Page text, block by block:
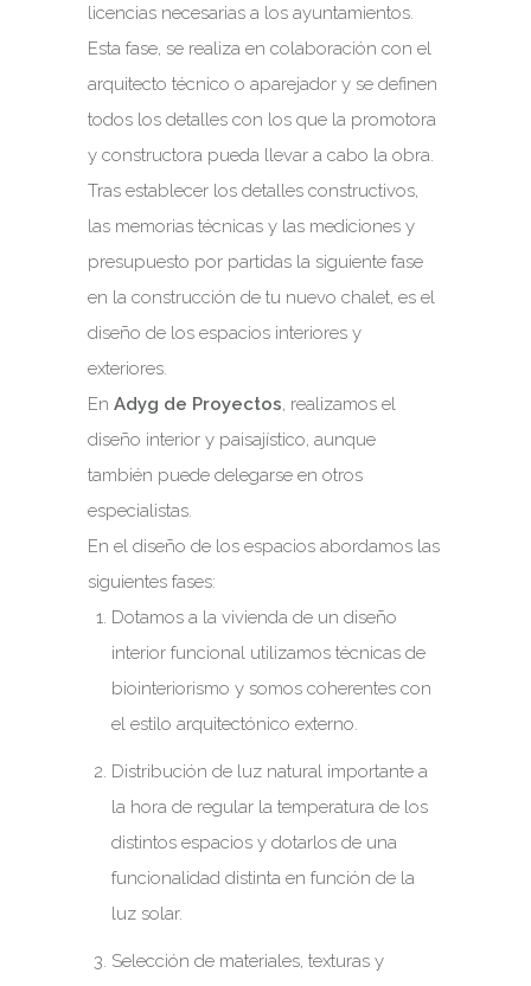
licencias necesarias a los ayuntamientos.
Esta fase, se realiza en colaboración con el
arquitecto técnico o aparejador y se definen
todos los detalles con los que la promotora
y constructora pueda llevar a cabo la obra.
Tras establecer los detalles constructivos,
las memorias técnicas y las mediciones y
presupuesto por partidas la siguiente fase
en la construcción de tu nuevo chalet, es el
diseño de los espacios interiores y
exteriores.
En Adyg de Proyectos, realizamos el
diseño interior y paisajístico, aunque
también puede delegarse en otros
especialistas.
En el diseño de los espacios abordamos las
siguientes fases:
Dotamos a la vivienda de un diseño
interior funcional utilizamos técnicas de
biointeriorismo y somos coherentes con
el estilo arquitectónico externo.
Distribución de luz natural importante a
la hora de regular la temperatura de los
distintos espacios y dotarlos de una
funcionalidad distinta en función de la
luz solar.
Selección de materiales, texturas y